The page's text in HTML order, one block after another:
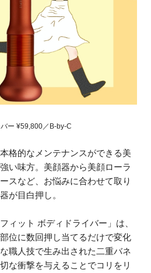
ー ¥59,800／B-by-C
格的なメンテナンスができる美
い味方。美顔器から美顔ローラ
スなど、お悩みに合わせて取り
が目白押し。
ィット ボディドライバー」は、
位に数回押し当てるだけで変化
職人技で生み出された二重バネ
な衝撃を与えることでコリをリ